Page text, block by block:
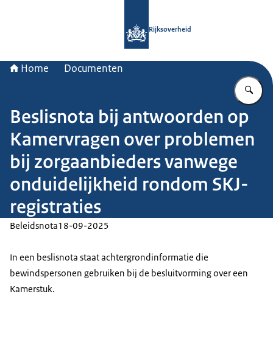
Rijksoverheid
Home Documenten
Beslisnota bij antwoorden op
Kamervragen over problemen
bij zorgaanbieders vanwege
onduidelijkheid rondom SKJ-
registraties
Beleidsnota18-09-2025
In een beslisnota staat achtergrondinformatie die
bewindspersonen gebruiken bij de besluitvorming over een
Kamerstuk.